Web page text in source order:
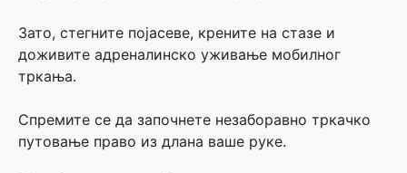
Зато, стегните појасеве, крените на стазе и
доживите адреналинско уживање мобилног
тркања.
Спремите се да започнете незаборавно тркачко
путовање право из длана ваше руке.